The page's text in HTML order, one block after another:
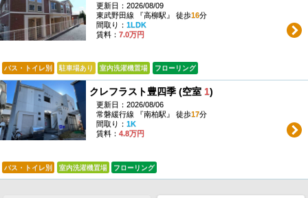
更新日：2026/08/09
東武野田線 『高柳駅』 徒歩16分
間取り： 1LDK
賃料： 7.0万円
バス・トイレ別 駐車場あり 室内洗濯機置場 フローリング
クレフラスト豊四季 (空室 1)
更新日：2026/08/06
常磐緩行線 『南柏駅』 徒歩17分
間取り： 1K
賃料： 4.8万円
バス・トイレ別 室内洗濯機置場 フローリング